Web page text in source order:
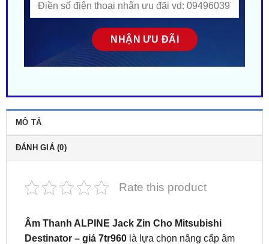
ĐÁNH GIÁ (0)
Âm Thanh ALPINE Jack Zin Cho Mitsubishi
thanh cao cấp giúp tối ưu trải nghiệm giải trí trên
mẫu xe Destinator.Địa chỉ độ combo âm thanh